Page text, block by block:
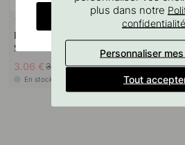
Lingette Nettoyante Pour
Surfaces 3M
3.06 € 3.60 €
En stock
plus dans notre
confidentialité
Personnaliser
Tout
CHANGE